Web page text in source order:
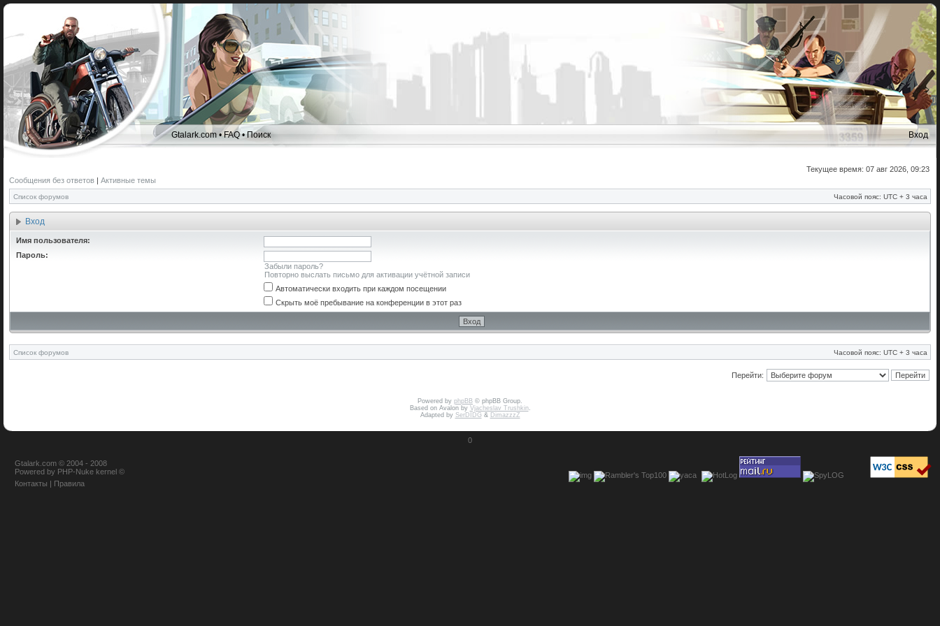
Gtalark.com •FAQ•Поиск Вход
Текущее время: 07 авг 2026, 09:23
Сообщения без ответов | Активные темы
Список форумов Часовой пояс: UTC + 3 часа
Вход
Имя пользователя:
Пароль:
Забыли пароль?
Повторно выслать письмо для активации учётной записи
Автоматически входить при каждом посещении
Скрыть моё пребывание на конференции в этот раз
Список форумов Часовой пояс: UTC + 3 часа
Перейти:
Powered by phpBB © phpBB Group.
Based on Avalon by Vjacheslav Trushkin.
Adapted by SerDIDG& DimazzzZ
0
Gtalark.com © 2004 - 2008
Powered by PHP-Nuke kernel ©
Контакты | Правила